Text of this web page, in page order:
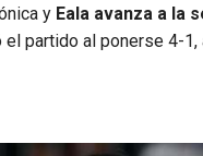
y Eala avanza a la
partido al ponerse 4-